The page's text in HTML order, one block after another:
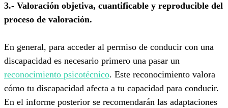
3.- Valoración objetiva, cuantificable y reproducible del
proceso de valoración.
En general, para acceder al permiso de conducir con una
discapacidad es necesario primero una pasar un
reconocimiento psicotécnico. Este reconocimiento valora
cómo tu discapacidad afecta a tu capacidad para conducir.
En el informe posterior se recomendarán las adaptaciones